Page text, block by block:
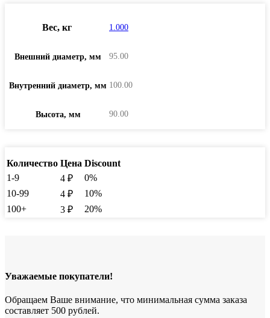
Вес, кг 1.000
Внешний диаметр, мм 95.00
Внутренний диаметр, мм 100.00
Высота, мм 90.00
Количество Цена Discount
1-9
4 ₽
0%
10-99
4 ₽
10%
100+
3 ₽ 20%
Уважаемые покупатели!
Обращаем Ваше внимание, что минимальная сумма заказа
составляет 500 рублей.